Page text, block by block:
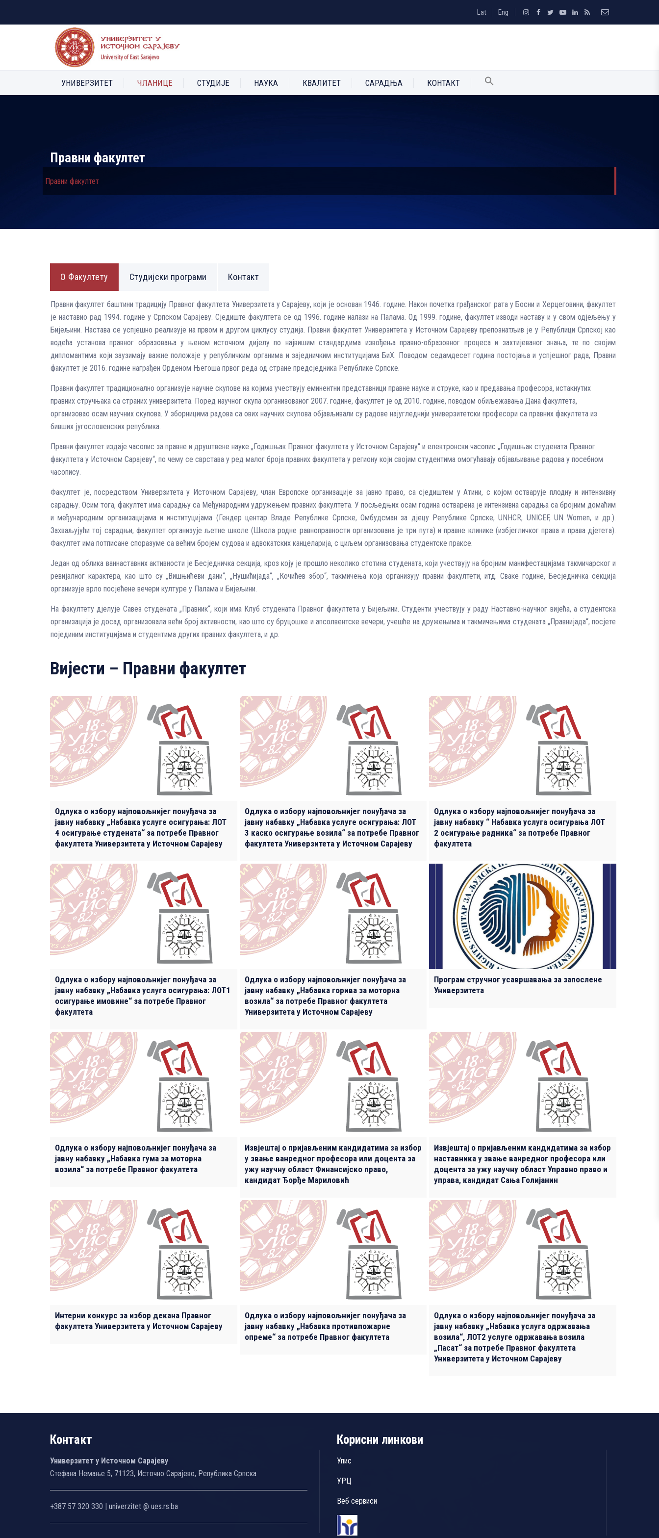
Lat Eng
УНИВЕРЗИТЕТ ЧЛАНИЦЕ СТУДИЈЕ НАУКА КВАЛИТЕТ САРАДЊА КОНТАКТ
Правни факултет
Правни факултет
О Факултету Студијски програми Контакт
Правни факултет баштини традицију Правног факултета Универзитета у Сарајеву, који је основан 1946. године. Након почетка грађанског рата у Босни и Херцеговини, факултет
је наставио рад 1994. године у Српском Сарајеву. Сједиште факултета се од 1996. године налази на Палама. Од 1999. године, факултет изводи наставу и у свом одјељењу у
Бијељини. Настава се успјешно реализује на првом и другом циклусу студија. Правни факултет Универзитета у Источном Сарајеву препознатљив је у Републици Српској као
водећа установа правног образовања у њеном источном дијелу по највишим стандардима извођења правно-образовног процеса и захтијеваног знања, те по својим
дипломантима који заузимају важне положаје у републичким органима и заједничким институцијама БиХ. Поводом седамдесет година постојања и успјешног рада, Правни
факултет је 2016. године награђен Орденом Његоша првог реда од стране предсједника Републике Српске.
Правни факултет традиционално организује научне скупове на којима учествују еминентни представници правне науке и струке, као и предавања професора, истакнутих
правних стручњака са страних универзитета. Поред научног скупа организованог 2007. године, факултет је од 2010. године, поводом обиљежавања Дана факултета,
организовао осам научних скупова. У зборницима радова са ових научних скупова објављивали су радове најугледнији универзитетски професори са правних факултета из
бивших југословенских република.
Правни факултет издаје часопис за правне и друштвене науке „Годишњак Правног факултета у Источном Сарајеву“ и електронски часопис „Годишњак студената Правног
факултета у Источном Сарајеву“, по чему се сврстава у ред малог броја правних факултета у региону који својим студентима омогућавају објављивање радова у посебном
часопису.
Факултет је, посредством Универзитета у Источном Сарајеву, члан Европске организације за јавно право, са сједиштем у Атини, с којом остварује плодну и интензивну
сарадњу. Осим тога, факултет има сарадњу са Међународним удружењем правних факултета. У посљедњих осам година остварена је интензивна сарадња са бројним домаћим
и међународним организацијама и институцијама (Гендер центар Владе Републике Српске, Омбудсман за дјецу Републике Српске, UNHCR, UNICEF, UN Women, и др.).
Захваљујући тој сарадњи, факултет организује љетне школе (Школа родне равноправности организована је три пута) и правне клинике (избјегличког права и права дјетета).
Факултет има потписане споразуме са већим бројем судова и адвокатских канцеларија, с циљем организовања студентске праксе.
Један од облика ваннаставних активности је Бесједничка секција, кроз коју је прошло неколико стотина студената, који учествују на бројним манифестацијама такмичарског и
ревијалног карактера, као што су „Вишњићеви дани“, „Нушићијада“, „Кочићев збор“, такмичења која организују правни факултети, итд. Сваке године, Бесједничка секција
организује врло посјећене вечери културе у Палама и Бијељини.
На факултету дјелује Савез студената „Правник“, који има Клуб студената Правног факултета у Бијељини. Студенти учествују у раду Наставно-научног вијећа, а студентска
организација је досад организовала већи број активности, као што су бруцошке и апсолвентске вечери, учешће на дружењима и такмичењима студената „Правнијада“, посјете
појединим институцијама и студентима других правних факултета, и др.
Вијести – Правни факултет
Одлука о избору најповољнијег понуђача за
јавну набавку „Набавка услуге осигурања: ЛОТ
4 осигурање студената“ за потребе Правног
факултета Универзитета у Источном Сарајеву
Одлука о избору најповољнијег понуђача за
јавну набавку „Набавка услуге осигурања: ЛОТ
3 каско осигурање возила“ за потребе Правног
факултета Универзитета у Источном Сарајеву
Одлука о избору најповољнијег понуђача за
јавну набавку “ Набавка услуга осигурања ЛОТ
2 осигурање радника“ за потребе Правног
факултета
Одлука о избору најповољнијег понуђача за
јавну набавку „Набавка услуга осигурања: ЛОТ1
осигурање имовине“ за потребе Правног
факултета
Одлука о избору најповољнијег понуђача за
јавну набавку „Набавка горива за моторна
возила“ за потребе Правног факултета
Универзитета у Источном Сарајеву
Програм стручног усавршавања за запослене
Универзитета
Одлука о избору најповољнијег понуђача за
јавну набавку „Набавка гума за моторна
возила“ за потребе Правног факултета
Извјештај о пријављеним кандидатима за избор
у звање ванредног професора или доцента за
ужу научну област Финансијско право,
кандидат Ђорђе Мариловић
Извјештај о пријављеним кандидатима за избор
наставника у звање ванредног професора или
доцента за ужу научну област Управно право и
управа, кандидат Сања Голијанин
Интерни конкурс за избор декана Правног
факултета Универзитета у Источном Сарајеву
Одлука о избору најповољнијег понуђача за
јавну набавку „Набавка противпожарне
опреме“ за потребе Правног факултета
Одлука о избору најповољнијег понуђача за
јавну набавку „Набавка услуга одржавања
возила“, ЛОТ2 услуге одржавања возила
„Пасат“ за потребе Правног факултета
Универзитета у Источном Сарајеву
Контакт
Универзитет у Источном Сарајеву
Стефана Немање 5, 71123, Источно Сарајево, Република Српска
+387 57 320 330 | univerzitet @ ues.rs.ba
Корисни линкови
Упис
УРЦ
Веб сервиси